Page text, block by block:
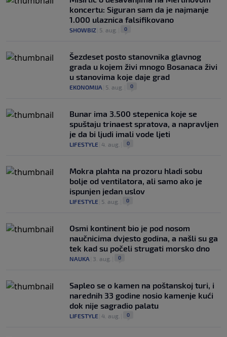
koncertu: Siguran sam da je najmanje
1.000 ulaznica falsifikovano
SHOWBIZ 5. aug. 0
Šezdeset posto stanovnika glavnog
grada u kojem živi mnogo Bosanaca živi
u stanovima koje daje grad
EKONOMIJA 5. aug. 0
Bunar imа 3.500 stepenica koje se
spuštaju trinaest spratova, a napravljen
je da bi ljudi imali vode ljeti
LIFESTYLE 4. aug. 0
Mokra plahta na prozoru hladi sobu
bolje od ventilatora, ali samo ako je
ispunjen jedan uslov
LIFESTYLE 5. aug. 0
Osmi kontinent bio je pod nosom
naučnicima dvjesto godina, a našli su ga
tek kad su počeli strugati morsko dno
NAUKA 3. aug. 0
Saplео se o kamen na poštanskoj turi, i
narednih 33 godine nosio kamenje kući
dok nije sagradio palatu
LIFESTYLE 4. aug. 0